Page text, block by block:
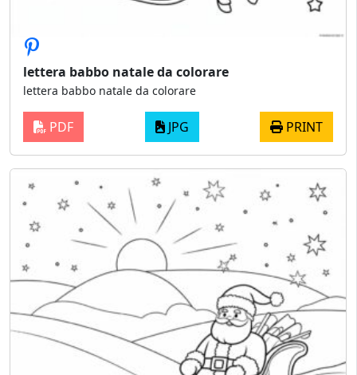
lettera babbo natale da colorare
lettera babbo natale da colorare
PDF JPG PRINT